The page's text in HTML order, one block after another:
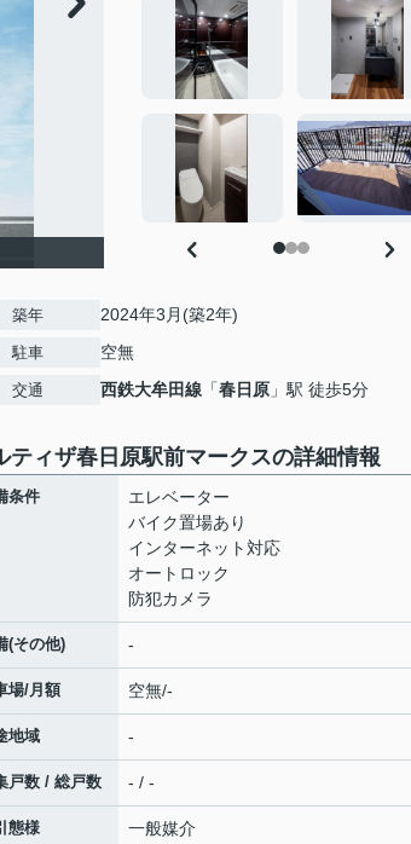
築年 2024年3月(築2年)
駐車 空無
交通 西鉄大牟田線 「春日原 」駅 徒歩5分
ティザ春日原駅前マークスの詳細情報
条件
エレベーター
バイク置場あり
インターネット対応
オートロック
防犯カメラ
(その他) -
場/月額 空無/-
地域 -
戸数 / 総戸数 - / -
態様 一般媒介